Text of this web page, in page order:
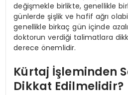
değişmekle birlikte, genellikle
günlerde şişlik ve hafif ağrı
genellikle birkaç gün içinde
doktorun verdiği talimatlara
derece önemlidir.
Kürtaj İşleminden
Dikkat Edilmelidir?